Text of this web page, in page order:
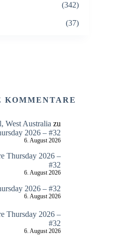
(342)
(37)
KOMMENTARE
West Australia zu
2026 – #32
6. August 2026
Thursday 2026 –
#32
6. August 2026
2026 – #32
6. August 2026
Thursday 2026 –
#32
6. August 2026